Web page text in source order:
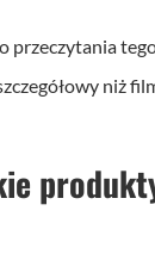
przeczytania
niż